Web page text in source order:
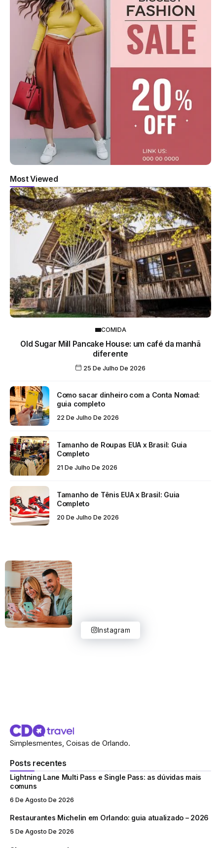
Most Viewed
COMIDA
Old Sugar Mill Pancake House: um café da manhã
diferente
25 De Julho De 2026
Como sacar dinheiro com a Conta Nomad:
guia completo
22 De Julho De 2026
Tamanho de Roupas EUA x Brasil: Guia
Completo
21 De Julho De 2026
Tamanho de Tênis EUA x Brasil: Guia
Completo
20 De Julho De 2026
Instagram
Simplesmentes, Coisas de Orlando.
Posts recentes
Lightning Lane Multi Pass e Single Pass: as dúvidas mais
comuns
6 De Agosto De 2026
Restaurantes Michelin em Orlando: guia atualizado – 2026
5 De Agosto De 2026